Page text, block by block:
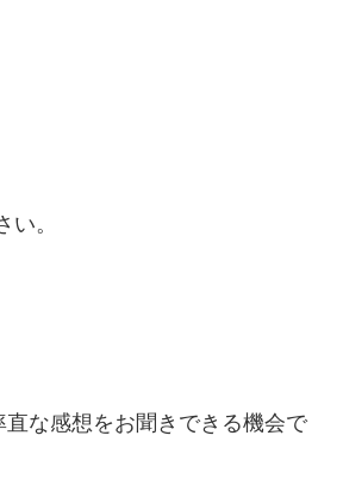
。
な感想をお聞きできる機会で